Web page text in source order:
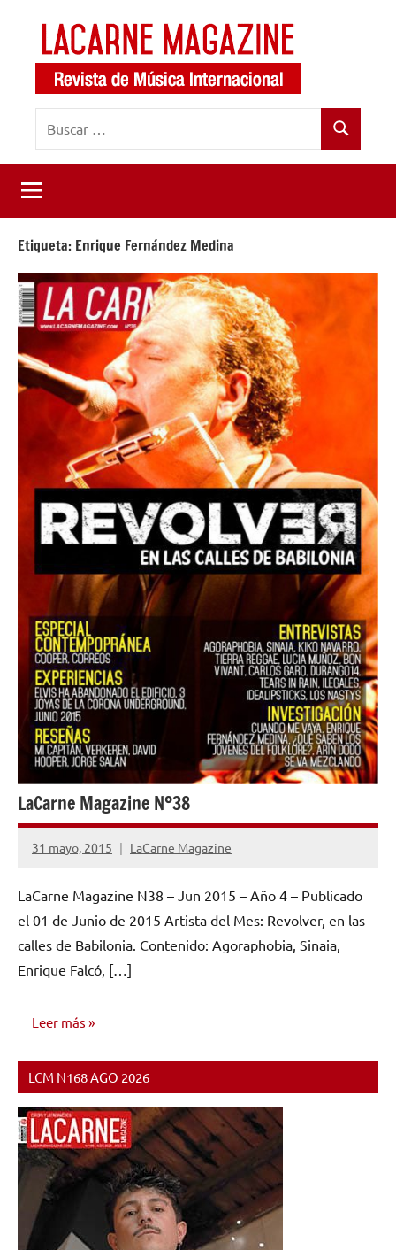
contenido
LaCarne
Magazine
de
música
internacional
Buscar
Etiqueta: Enrique Fernández Medina
LaCarne Magazine Nº38
31 mayo, 2015 LaCarne Magazine
No
comentarios
LaCarne Magazine N38 – Jun 2015 – Año 4 – Publicado
el 01 de Junio de 2015 Artista del Mes: Revolver, en las
calles de Babilonia. Contenido: Agoraphobia, Sinaia,
Enrique Falcó, […]
Leer más
NÚMEROS
PUBLICADOS
LCM N168 AGO 2026